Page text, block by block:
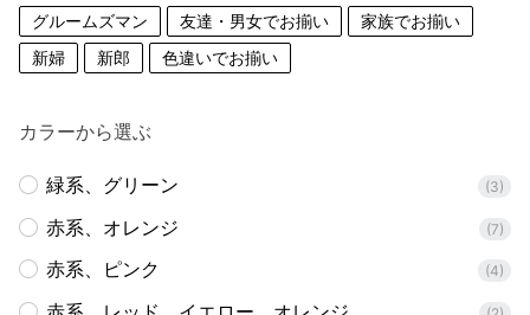
グルームズマン
友達・男女でお揃い
家族でお揃い
新婦
新郎 色違いでお揃い
カラーから選ぶ
緑系、グリーン (3)
赤系、オレンジ (7)
赤系、ピンク (4)